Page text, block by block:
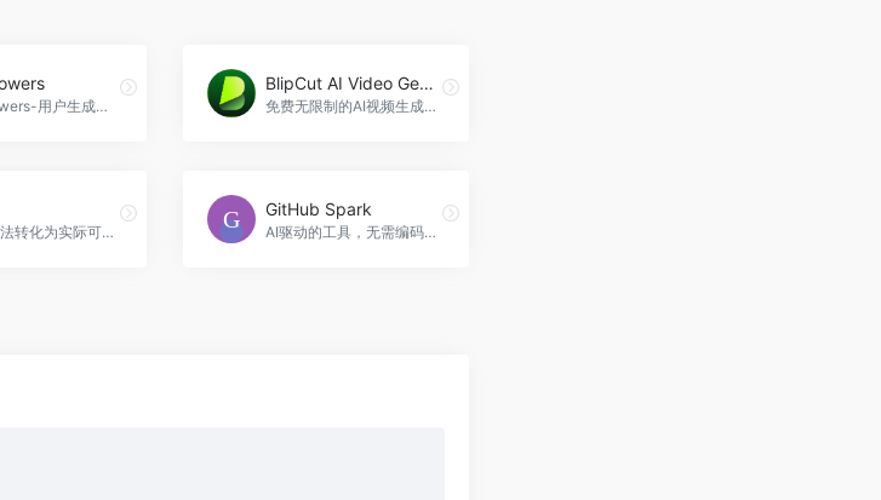
Sage Towers-用户生成的MMO，Sage Towers官网入口网址
BlipCut AI Video Generator
免费无限制的AI视频生成工具，BlipCut AI Video Generator官网入口网址
将您的想法转化为实际可用的Web应用程序
GitHub Spark
AI驱动的工具，无需编码即可创建和分享个性化微应用。